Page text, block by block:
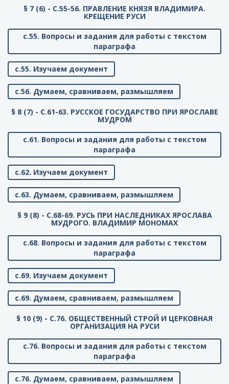
§ 7 (6) - C.55-56. ПРАВЛЕНИЕ КНЯЗЯ ВЛАДИМИРА.
КРЕЩЕНИЕ РУСИ
с.55. Вопросы и задания для работы с текстом
параграфа
с.55. Изучаем документ
с.56. Думаем, сравниваем, размышляем
§ 8 (7) - C.61-63. РУССКОЕ ГОСУДАРСТВО ПРИ ЯРОСЛАВЕ
МУДРОМ
с.61. Вопросы и задания для работы с текстом
параграфа
с.62. Изучаем документ
с.63. Думаем, сравниваем, размышляем
§ 9 (8) - C.68-69. РУСЬ ПРИ НАСЛЕДНИКАХ ЯРОСЛАВА
МУДРОГО. ВЛАДИМИР МОНОМАХ
с.68. Вопросы и задания для работы с текстом
параграфа
с.69. Изучаем документ
с.69. Думаем, сравниваем, размышляем
§ 10 (9) - C.76. ОБЩЕСТВЕННЫЙ СТРОЙ И ЦЕРКОВНАЯ
ОРГАНИЗАЦИЯ НА РУСИ
с.76. Вопросы и задания для работы с текстом
параграфа
с.76. Думаем, сравниваем, размышляем